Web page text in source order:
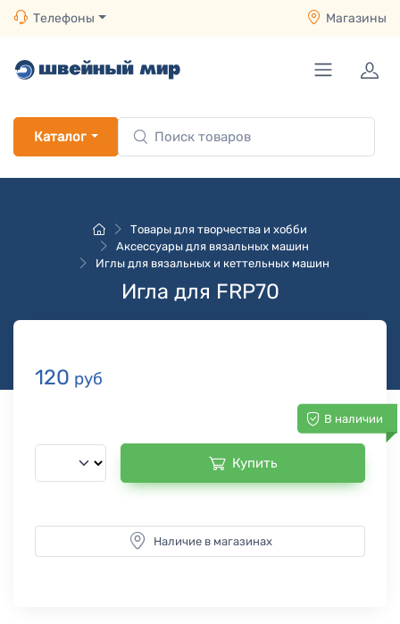
Телефоны Магазины
Каталог
Товары для творчества и хобби
Аксессуары для вязальных машин
Иглы для вязальных и кеттельных машин
Игла для FRP70
120 руб
В наличии
Купить
Наличие в магазинах